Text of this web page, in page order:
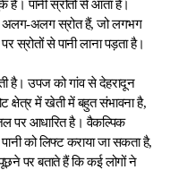
पानी स्रोतों से आता है।
अलग-अलग स्रोत हैं, जो लगभग
स्रोतों से पानी लाना पड़ता है।
है। उपज को गांव से देहरादून
क्षेत्र में खेती में बहुत संभावना है,
पर आधारित है। वैकल्पिक
को लिफ्ट कराया जा सकता है,
पर बताते हैं कि कई लोगों ने